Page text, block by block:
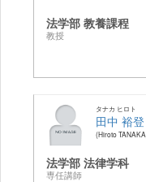
法学部 教養課程
教授
タナカ ヒロト
田中 裕登
Hiroto TANAKA
法学部 法律学科
専任講師